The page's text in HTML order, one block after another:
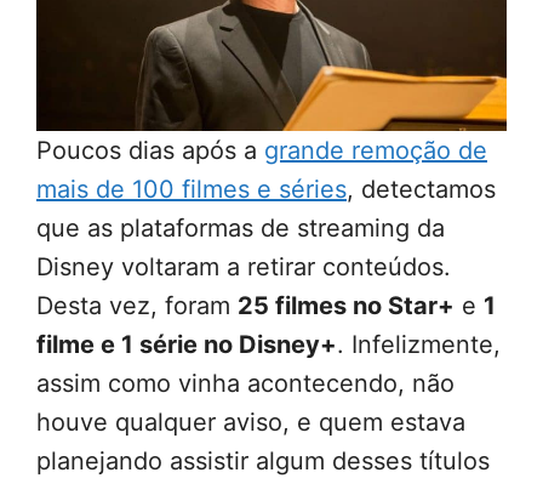
Poucos dias após a grande remoção de
mais de 100 filmes e séries, detectamos
que as plataformas de streaming da
Disney voltaram a retirar conteúdos.
Desta vez, foram 25 filmes no Star+ e 1
filme e 1 série no Disney+. Infelizmente,
assim como vinha acontecendo, não
houve qualquer aviso, e quem estava
planejando assistir algum desses títulos